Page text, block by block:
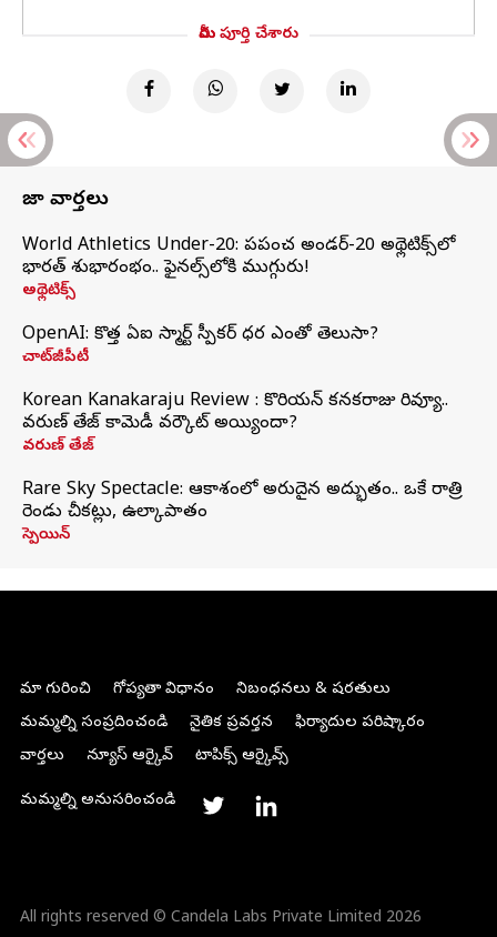
మీరు పూర్తి చేశారు
తాజా వార్తలు
World Athletics Under-20: ప్రపంచ అండర్-20 అథ్లెటిక్స్‌లో
భారత్‌ శుభారంభం.. ఫైనల్స్‌లోకి ముగ్గురు!
అథ్లెటిక్స్
OpenAI: కొత్త ఏఐ స్మార్ట్ స్పీకర్ ధర ఎంతో తెలుసా?
చాట్‌జీపీటీ
Korean Kanakaraju Review : కొరియన్ కనకరాజు రివ్యూ..
వరుణ్ తేజ్ కామెడీ వర్కౌట్ అయ్యిందా?
వరుణ్ తేజ్
Rare Sky Spectacle: ఆకాశంలో అరుదైన అద్భుతం.. ఒకే రాత్రి
రెండు చీకట్లు, ఉల్కాపాతం
స్పెయిన్
మా గురించి గోప్యతా విధానం
నిబంధనలు & షరతులు
మమ్మల్ని సంప్రదించండి
నైతిక ప్రవర్తన
ఫిర్యాదుల పరిష్కారం
వార్తలు
న్యూస్ ఆర్కైవ్ టాపిక్స్ ఆర్కైవ్స్
మమ్మల్ని అనుసరించండి
All rights reserved © Candela Labs Private Limited 2026